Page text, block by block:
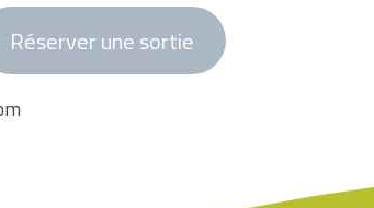
Réserver une sortie